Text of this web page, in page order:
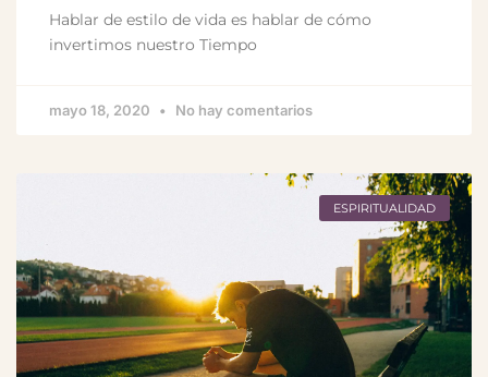
Hablar de estilo de vida es hablar de cómo
invertimos nuestro Tiempo
mayo 18, 2020 No hay comentarios
ESPIRITUALIDAD